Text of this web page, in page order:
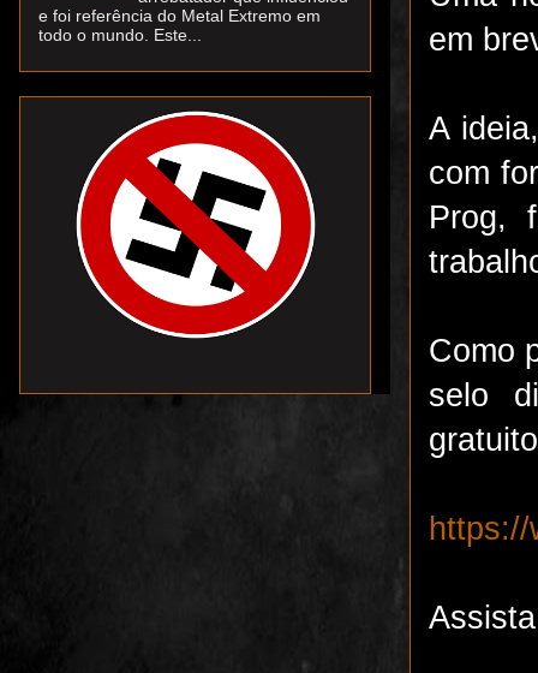
em
A
com
Prog,
Como
selo
e foi referência do Metal Extremo em
todo o mundo. Este...